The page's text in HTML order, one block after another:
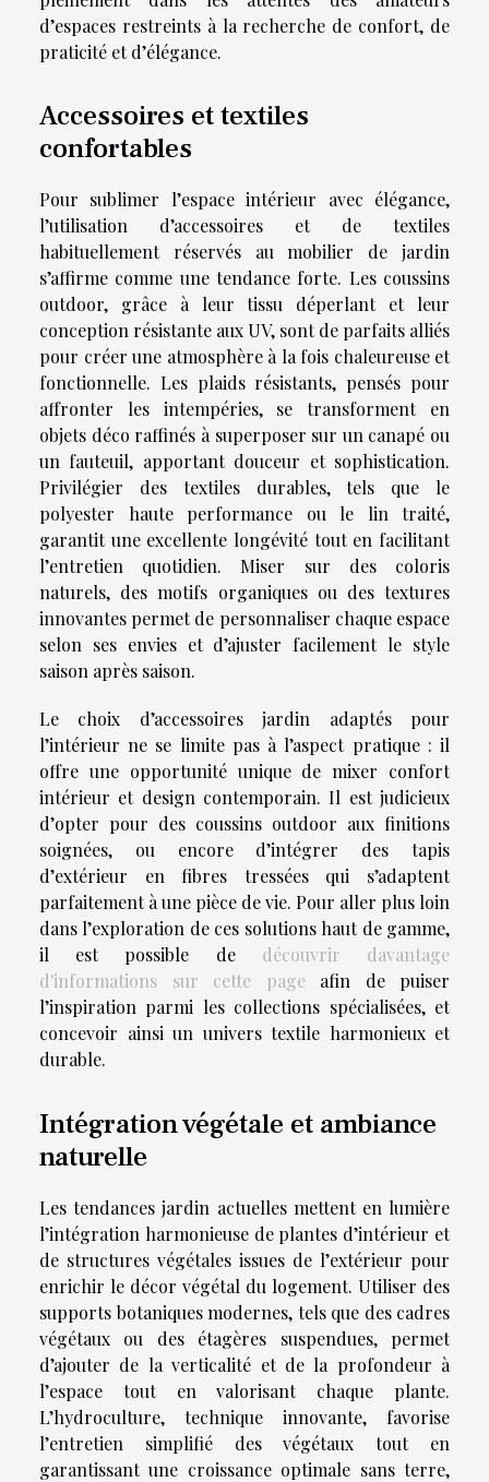
d’espaces restreints à la recherche de confort, de
praticité et d’élégance.
Accessoires et textiles
confortables
Pour sublimer l’espace intérieur avec élégance,
l’utilisation d’accessoires et de textiles
habituellement réservés au mobilier de jardin
s’affirme comme une tendance forte. Les coussins
outdoor, grâce à leur tissu déperlant et leur
conception résistante aux UV, sont de parfaits alliés
pour créer une atmosphère à la fois chaleureuse et
fonctionnelle. Les plaids résistants, pensés pour
affronter les intempéries, se transforment en
objets déco raffinés à superposer sur un canapé ou
un fauteuil, apportant douceur et sophistication.
Privilégier des textiles durables, tels que le
polyester haute performance ou le lin traité,
garantit une excellente longévité tout en facilitant
l’entretien quotidien. Miser sur des coloris
naturels, des motifs organiques ou des textures
innovantes permet de personnaliser chaque espace
selon ses envies et d’ajuster facilement le style
saison après saison.
Le choix d’accessoires jardin adaptés pour
l’intérieur ne se limite pas à l’aspect pratique : il
offre une opportunité unique de mixer confort
intérieur et design contemporain. Il est judicieux
d’opter pour des coussins outdoor aux finitions
soignées, ou encore d’intégrer des tapis
d’extérieur en fibres tressées qui s’adaptent
parfaitement à une pièce de vie. Pour aller plus loin
dans l’exploration de ces solutions haut de gamme,
il est possible de découvrir davantage
d'informations sur cette pageafin de puiser
l’inspiration parmi les collections spécialisées, et
concevoir ainsi un univers textile harmonieux et
durable.
Intégration végétale et ambiance
naturelle
Les tendances jardin actuelles mettent en lumière
l’intégration harmonieuse de plantes d’intérieur et
de structures végétales issues de l’extérieur pour
enrichir le décor végétal du logement. Utiliser des
supports botaniques modernes, tels que des cadres
végétaux ou des étagères suspendues, permet
d’ajouter de la verticalité et de la profondeur à
l’espace tout en valorisant chaque plante.
L’hydroculture, technique innovante, favorise
l’entretien simplifié des végétaux tout en
garantissant une croissance optimale sans terre,